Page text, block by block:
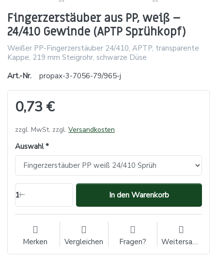
Fingerzerstäuber aus PP, weiß –
24/410 Gewinde (APTP Sprühkopf)
Weißer PP-Fingerzerstäuber 24/410, APTP, transparente
Kappe, 219 mm Steigrohr, schwarze Düse
Art.-Nr.
propax-3-7056-79/965-j
0,73 €
zzgl. MwSt. zzgl. Versandkosten
Auswahl
1 In den Warenkorb
Merken Vergleichen Fragen? Weitersagen